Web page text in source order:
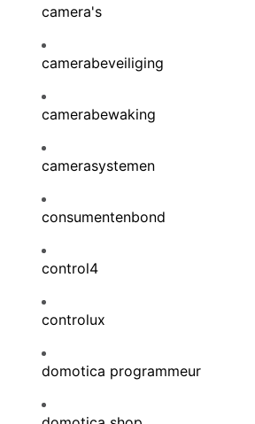
camera's
camerabeveiliging
camerabewaking
camerasystemen
consumentenbond
control4
controlux
domotica programmeur